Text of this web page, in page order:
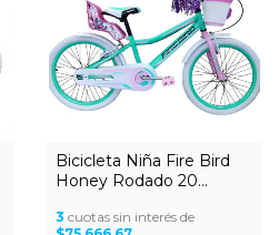
Bicicleta Niña Fire Bird
Honey Rodado 20
3 cuotas sin interés de